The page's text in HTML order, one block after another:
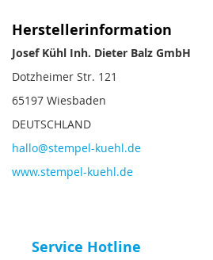
Herstellerinformation
Josef Kühl Inh. Dieter Balz GmbH
Dotzheimer Str. 121
65197 Wiesbaden
DEUTSCHLAND
hallo@stempel-kuehl.de
www.stempel-kuehl.de
Service Hotline